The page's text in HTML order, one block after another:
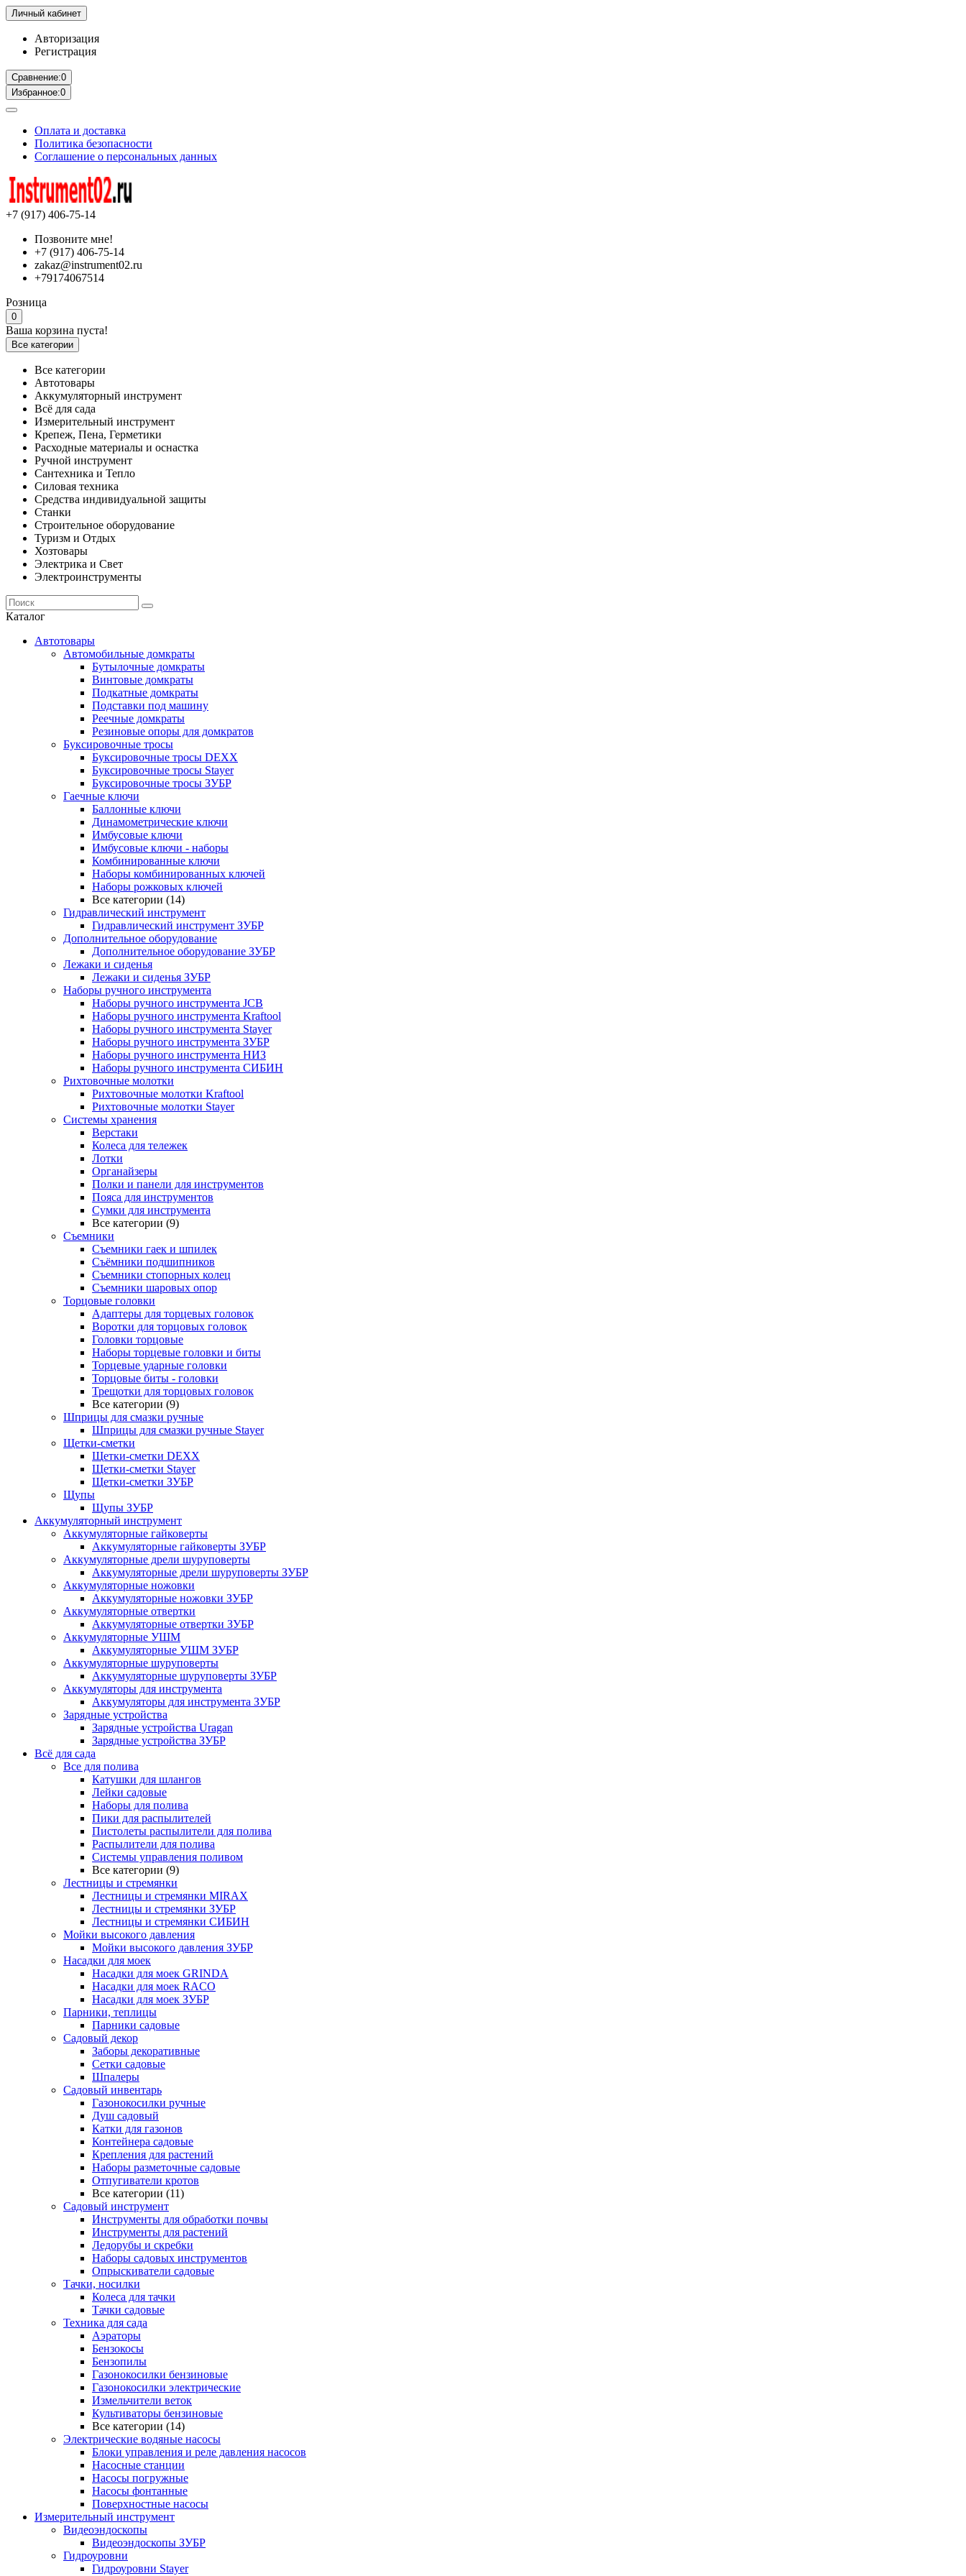
Личный кабинет
Авторизация
Регистрация
Сравнение:0
Избранное:0
Оплата и доставка
Политика безопасности
Соглашение о персональных данных
+7 (917) 406-75-14
Позвоните мне!
+7 (917) 406-75-14
zakaz@instrument02.ru
+79174067514
Розница
0
Ваша корзина пуста!
Все категории
Все категории
Автотовары
Аккумуляторный инструмент
Всё для сада
Измерительный инструмент
Крепеж, Пена, Герметики
Расходные материалы и оснастка
Ручной инструмент
Сантехника и Тепло
Силовая техника
Средства индивидуальной защиты
Станки
Строительное оборудование
Туризм и Отдых
Хозтовары
Электрика и Свет
Электроинструменты
Каталог
Автотовары
Автомобильные домкраты
Бутылочные домкраты
Винтовые домкраты
Подкатные домкраты
Подставки под машину
Реечные домкраты
Резиновые опоры для домкратов
Буксировочные тросы
Буксировочные тросы DEXX
Буксировочные тросы Stayer
Буксировочные тросы ЗУБР
Гаечные ключи
Баллонные ключи
Динамометрические ключи
Имбусовые ключи
Имбусовые ключи - наборы
Комбинированные ключи
Наборы комбинированных ключей
Наборы рожковых ключей
Все категории (14)
Гидравлический инструмент
Гидравлический инструмент ЗУБР
Дополнительное оборудование
Дополнительное оборудование ЗУБР
Лежаки и сиденья
Лежаки и сиденья ЗУБР
Наборы ручного инструмента
Наборы ручного инструмента JCB
Наборы ручного инструмента Kraftool
Наборы ручного инструмента Stayer
Наборы ручного инструмента ЗУБР
Наборы ручного инструмента НИЗ
Наборы ручного инструмента СИБИН
Рихтовочные молотки
Рихтовочные молотки Kraftool
Рихтовочные молотки Stayer
Системы хранения
Верстаки
Колеса для тележек
Лотки
Органайзеры
Полки и панели для инструментов
Пояса для инструментов
Сумки для инструмента
Все категории (9)
Съемники
Съемники гаек и шпилек
Съёмники подшипников
Съемники стопорных колец
Съемники шаровых опор
Торцовые головки
Адаптеры для торцевых головок
Воротки для торцовых головок
Головки торцовые
Наборы торцевые головки и биты
Торцевые ударные головки
Торцовые биты - головки
Трещотки для торцовых головок
Все категории (9)
Шприцы для смазки ручные
Шприцы для смазки ручные Stayer
Щетки-сметки
Щетки-сметки DEXX
Щетки-сметки Stayer
Щетки-сметки ЗУБР
Щупы
Щупы ЗУБР
Аккумуляторный инструмент
Аккумуляторные гайковерты
Аккумуляторные гайковерты ЗУБР
Аккумуляторные дрели шуруповерты
Аккумуляторные дрели шуруповерты ЗУБР
Аккумуляторные ножовки
Аккумуляторные ножовки ЗУБР
Аккумуляторные отвертки
Аккумуляторные отвертки ЗУБР
Аккумуляторные УШМ
Аккумуляторные УШМ ЗУБР
Аккумуляторные шуруповерты
Аккумуляторные шуруповерты ЗУБР
Аккумуляторы для инструмента
Аккумуляторы для инструмента ЗУБР
Зарядные устройства
Зарядные устройства Uragan
Зарядные устройства ЗУБР
Всё для сада
Все для полива
Катушки для шлангов
Лейки садовые
Наборы для полива
Пики для распылителей
Пистолеты распылители для полива
Распылители для полива
Системы управления поливом
Все категории (9)
Лестницы и стремянки
Лестницы и стремянки MIRAX
Лестницы и стремянки ЗУБР
Лестницы и стремянки СИБИН
Мойки высокого давления
Мойки высокого давления ЗУБР
Насадки для моек
Насадки для моек GRINDA
Насадки для моек RACO
Насадки для моек ЗУБР
Парники, теплицы
Парники садовые
Садовый декор
Заборы декоративные
Сетки садовые
Шпалеры
Садовый инвентарь
Газонокосилки ручные
Душ садовый
Катки для газонов
Контейнера садовые
Крепления для растений
Наборы разметочные садовые
Отпугиватели кротов
Все категории (11)
Садовый инструмент
Инструменты для обработки почвы
Инструменты для растений
Ледорубы и скребки
Наборы садовых инструментов
Опрыскиватели садовые
Тачки, носилки
Колеса для тачки
Тачки садовые
Техника для сада
Аэраторы
Бензокосы
Бензопилы
Газонокосилки бензиновые
Газонокосилки электрические
Измельчители веток
Культиваторы бензиновые
Все категории (14)
Электрические водяные насосы
Блоки управления и реле давления насосов
Насосные станции
Насосы погружные
Насосы фонтанные
Поверхностные насосы
Измерительный инструмент
Видеоэндоскопы
Видеоэндоскопы ЗУБР
Гидроуровни
Гидроуровни Stayer